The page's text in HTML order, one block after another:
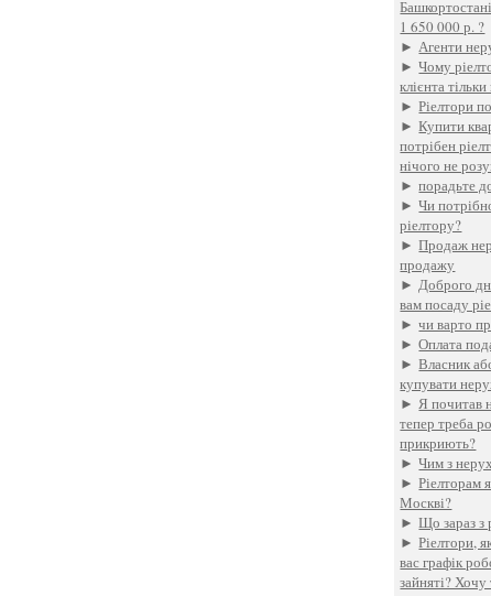
1 650 000 р. ?
►Агенти
►Чому
клієнта
►Ріелтори
►Купити
потрібен
нічого не
►порадьте
►Чи
ріелтору?
►Продаж
продажу
►Доброго
вам посаду
►чи варто
►Оплата
►Власник
купувати
►Я почитав
тепер треба
прикриють?
►Чим з
►Ріелторам
Москві?
►Що зараз з
►Ріелтори,
вас графік
зайняті?